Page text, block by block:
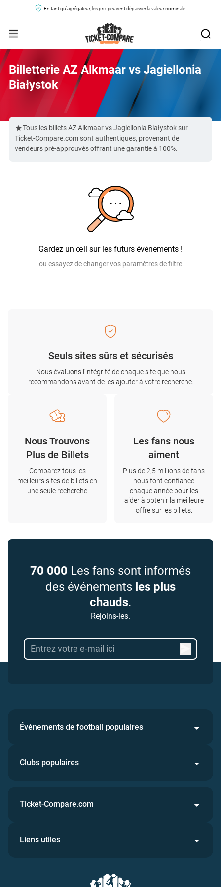
En tant qu'agrégateur, les prix peuvent dépasser la valeur nominale.
Billetterie AZ Alkmaar vs Jagiellonia
Białystok
Tous les billets AZ Alkmaar vs Jagiellonia Białystok sur
Ticket-Compare.com sont authentiques, provenant de
vendeurs pré-approuvés offrant une garantie à 100%.
Gardez un œil sur les futurs événements !
ou essayez de changer vos paramètres de filtre
Seuls sites sûrs et sécurisés
Nous évaluons l'intégrité de chaque site que nous
recommandons avant de les ajouter à votre recherche.
Nous Trouvons
Plus de Billets
Comparez tous les
meilleurs sites de billets en
une seule recherche
Les fans nous
aiment
Plus de 2,5 millions de fans
nous font confiance
chaque année pour les
aider à obtenir la meilleure
offre sur les billets.
70 000 Les fans sont informés
des événements les plus
chauds.
Rejoins-les.
Événements de football populaires
Clubs populaires
Ticket-Compare.com
Liens utiles